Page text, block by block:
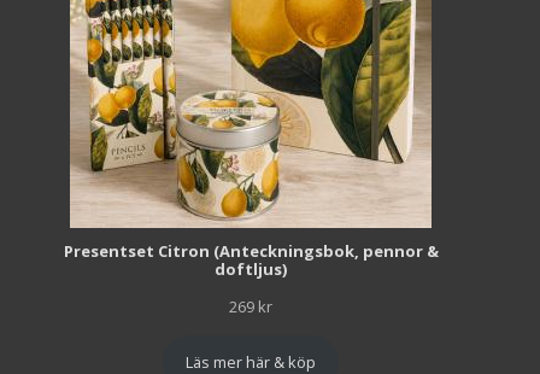
Presentset Citron (Anteckningsbok, pennor &
doftljus)
269 kr
Läs mer här & köp